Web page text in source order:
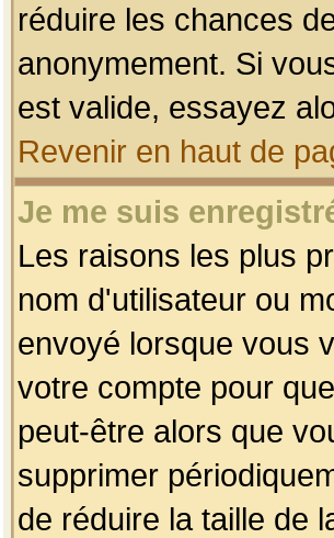
réduire les chances
anonymement. Si
est valide, essayez
Revenir en haut de
Je me suis
Les raisons les plus
nom d'utilisateur ou
envoyé lorsque vous
votre compte pour
peut-être alors que
supprimer
de réduire la taille de